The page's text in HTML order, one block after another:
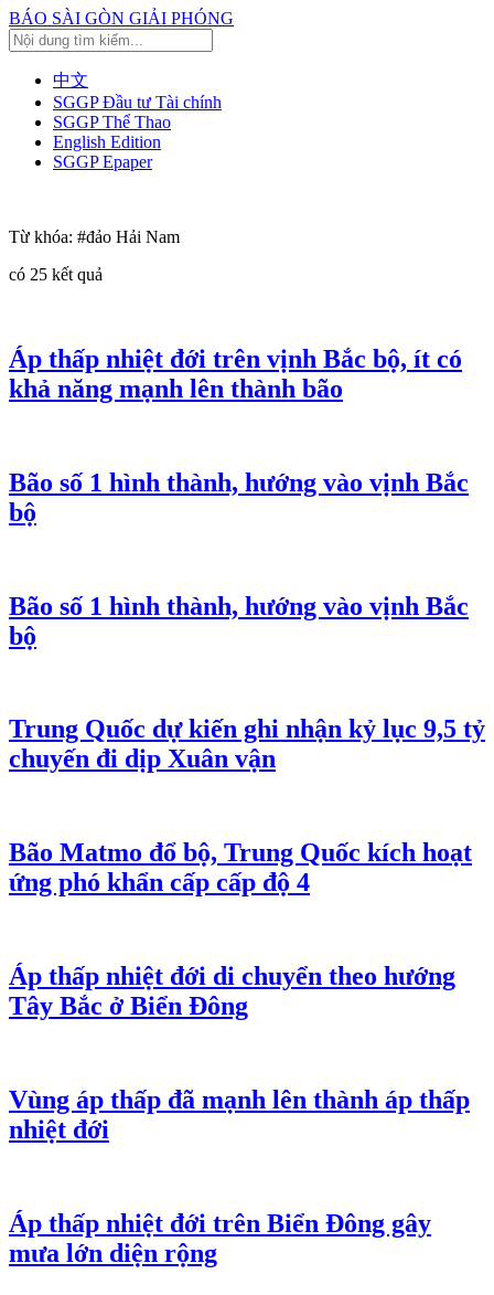
BÁO SÀI GÒN GIẢI PHÓNG
中文
SGGP Đầu tư Tài chính
SGGP Thể Thao
English Edition
SGGP Epaper
Từ khóa: #đảo Hải Nam
có 25 kết quả
Áp thấp nhiệt đới trên vịnh Bắc bộ, ít có
khả năng mạnh lên thành bão
Bão số 1 hình thành, hướng vào vịnh Bắc
bộ
Bão số 1 hình thành, hướng vào vịnh Bắc
bộ
Trung Quốc dự kiến ghi nhận kỷ lục 9,5 tỷ
chuyến đi dịp Xuân vận
Bão Matmo đổ bộ, Trung Quốc kích hoạt
ứng phó khẩn cấp cấp độ 4
Áp thấp nhiệt đới di chuyển theo hướng
Tây Bắc ở Biển Đông
Vùng áp thấp đã mạnh lên thành áp thấp
nhiệt đới
Áp thấp nhiệt đới trên Biển Đông gây
mưa lớn diện rộng